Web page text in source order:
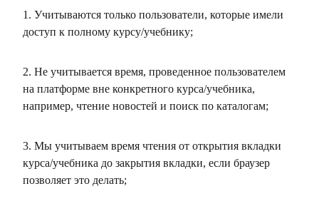
1. Учитываются только пользователи, которые имели
доступ к полному курсу/учебнику;
2. Не учитывается время, проведенное пользователем
на платформе вне конкретного курса/учебника,
например, чтение новостей и поиск по каталогам;
3. Мы учитываем время чтения от открытия вкладки
курса/учебника до закрытия вкладки, если браузер
позволяет это делать;